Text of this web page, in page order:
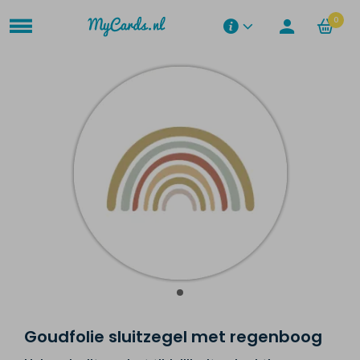
0
Goudfolie sluitzegel met regenboog